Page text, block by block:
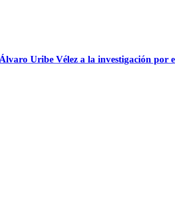
Uribe Vélez a la investigación por